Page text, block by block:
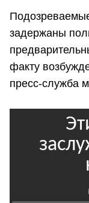
задержаны
факту
пресс-служба